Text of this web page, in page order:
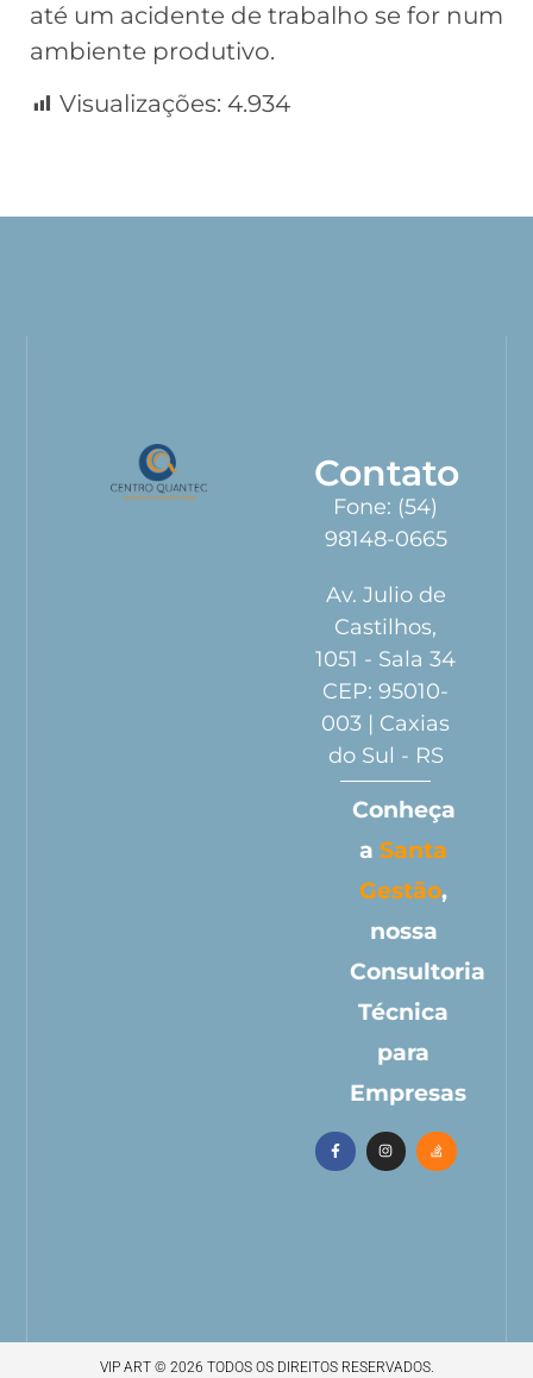
até um acidente de trabalho se for num
ambiente produtivo.
Visualizações: 4.934
Contato
Fone: (54)
98148-0665
Av. Julio de
Castilhos,
1051 - Sala 34
CEP: 95010-
003 | Caxias
do Sul - RS
Conheça
aSanta
Gestão,
nossa
Consultoria
Técnica
para
Empresas
VIP ART © 2026 TODOS OS DIREITOS RESERVADOS.